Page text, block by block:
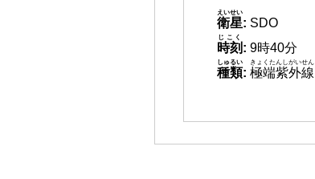
衛星
えいせい
: SDO
時刻
じこく
: 9時40分
種類
しゅるい
: 極端紫外線
きょくたんしがいせん